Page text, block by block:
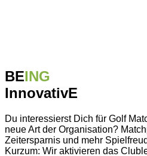
BEING
InnovativE
Du interessierst Dich für Golf
neue Art der Organisation?
Zeitersparnis und mehr
Kurzum: Wir aktivieren das